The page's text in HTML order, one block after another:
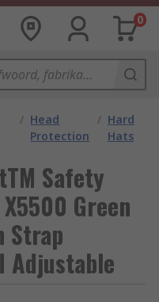
0
/ Head
Protection
/ Hard
Hats
Safety
Green
Strap
Adjustable